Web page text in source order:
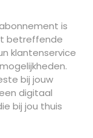
is
betreffende
klantenservice
bij jouw
digitaal
bij jou thuis